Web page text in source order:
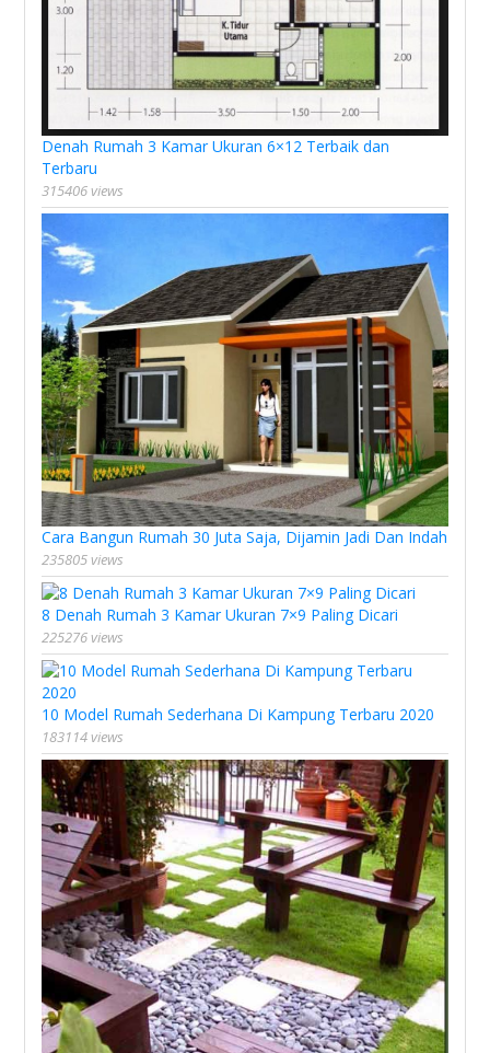
Denah Rumah 3 Kamar Ukuran 6×12 Terbaik dan
Terbaru
315406 views
Cara Bangun Rumah 30 Juta Saja, Dijamin Jadi Dan Indah
235805 views
8 Denah Rumah 3 Kamar Ukuran 7×9 Paling Dicari
225276 views
10 Model Rumah Sederhana Di Kampung Terbaru 2020
183114 views